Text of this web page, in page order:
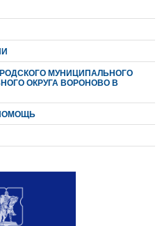
МУНИЦИПАЛЬНОГО
ОКРУГА ВОРОНОВО В